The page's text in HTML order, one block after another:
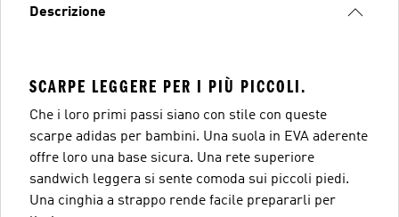
Descrizione
SCARPE LEGGERE PER I PIÙ PICCOLI.
Che i loro primi passi siano con stile con queste
scarpe adidas per bambini. Una suola in EVA aderente
offre loro una base sicura. Una rete superiore
sandwich leggera si sente comoda sui piccoli piedi.
Una cinghia a strappo rende facile prepararli per